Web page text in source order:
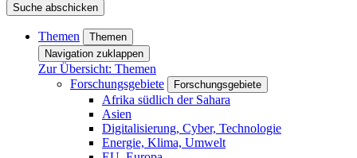
Suche abschicken
Themen
Themen
Navigation zuklappen
Zur Übersicht: Themen
Forschungsgebiete
Forschungsgebiete
Afrika südlich der Sahara
Asien
Digitalisierung, Cyber, Technologie
Energie, Klima, Umwelt